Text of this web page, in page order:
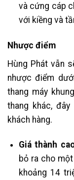
và cứng cáp
với kiềng và
Nhược điểm
Hùng Phát vẫn
nhược điểm
thang máy
thang khác,
khách hàng.
Giá thành
bỏ ra cho
khoảng 14